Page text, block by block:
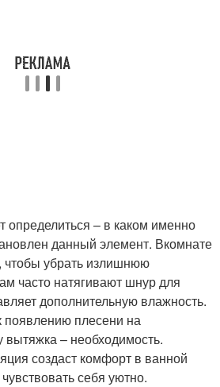
определиться – в каком именно
данный элемент. Вкомнате
чтобы убрать излишнюю
часто натягивают шнур для
дополнительную влажность.
появлению плесени на
вытяжка – необходимость.
создаст комфорт в ванной
себя уютно.